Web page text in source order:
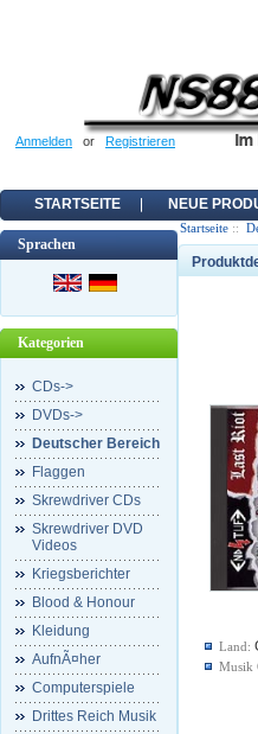
Anmelden or Registrieren
STARTSEITE NEUE
Sprachen
Kategorien
CDs->
DVDs->
Deutscher Bereich
Flaggen
Skrewdriver CDs
Skrewdriver DVD
Videos
Kriegsberichter
Blood & Honour
Kleidung
AufnÃ¤her
Computerspiele
Drittes Reich Musik
Startseite ::
Land:
Musik